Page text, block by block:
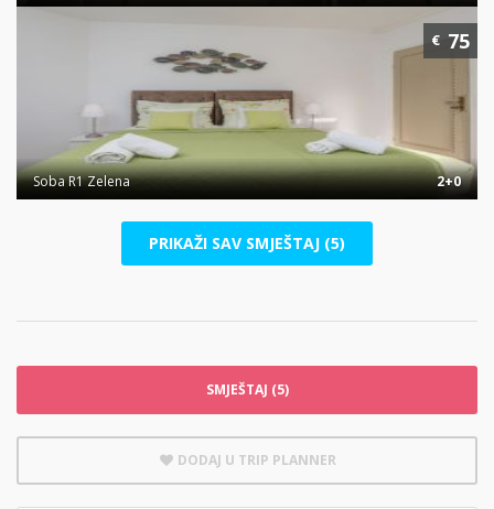
Soba R1 Zelena 2+0
€ 75
PRIKAŽI SAV SMJEŠTAJ (5)
SMJEŠTAJ (5)
DODAJ U TRIP PLANNER